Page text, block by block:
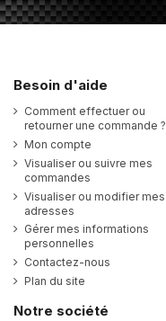
Besoin d'aide
Comment effectuer ou
retourner une commande ?
Mon compte
Visualiser ou suivre mes
commandes
Visualiser ou modifier mes
adresses
Gérer mes informations
personnelles
Contactez-nous
Plan du site
Notre société